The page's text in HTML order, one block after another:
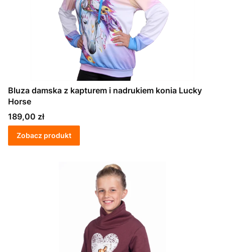
Bluza damska z kapturem i nadrukiem konia Lucky
Horse
Cena
189,00 zł
Zobacz produkt